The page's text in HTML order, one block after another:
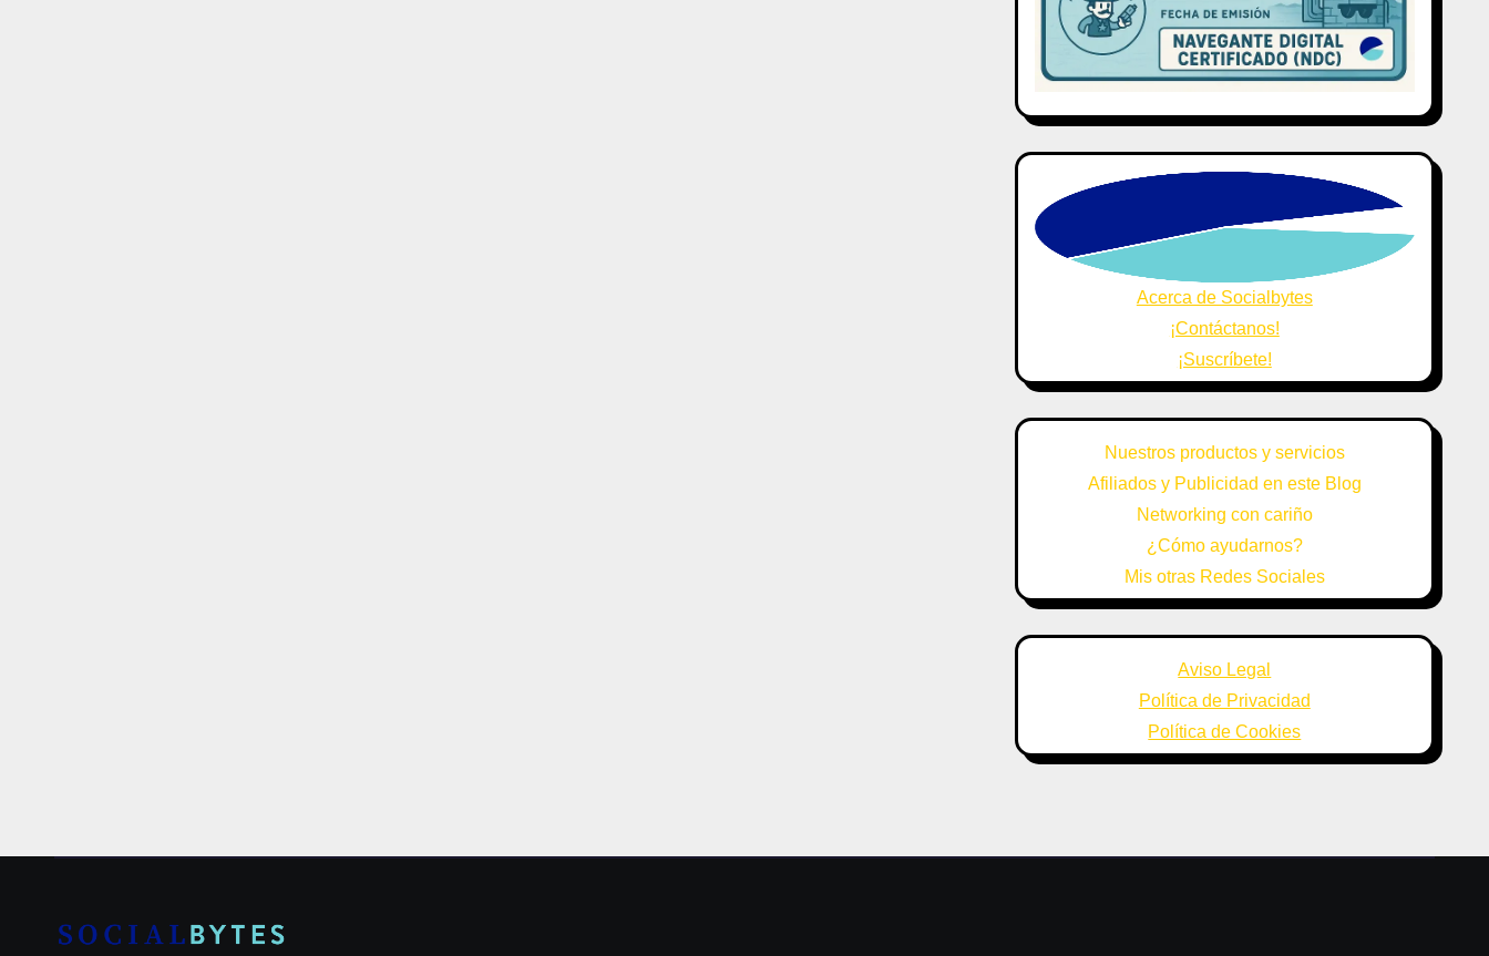
Acerca de Socialbytes
¡Contáctanos!
¡Suscríbete!
Nuestros productos y servicios
Afiliados y Publicidad en este Blog
Networking con cariño
¿Cómo ayudarnos?
Mis otras Redes Sociales
Aviso Legal
Política de Privacidad
Política de Cookies